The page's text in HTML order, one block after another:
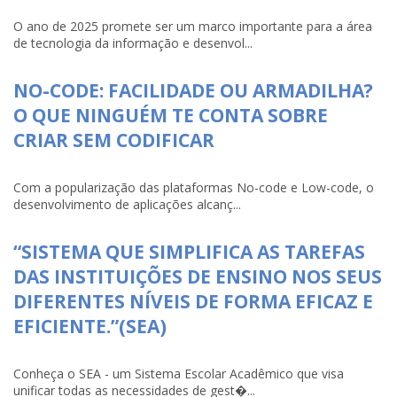
O ano de 2025 promete ser um marco importante para a área
de tecnologia da informação e desenvol...
NO-CODE: FACILIDADE OU ARMADILHA?
O QUE NINGUÉM TE CONTA SOBRE
CRIAR SEM CODIFICAR
Com a popularização das plataformas No-code e Low-code, o
desenvolvimento de aplicações alcanç...
“SISTEMA QUE SIMPLIFICA AS TAREFAS
DAS INSTITUIÇÕES DE ENSINO NOS SEUS
DIFERENTES NÍVEIS DE FORMA EFICAZ E
EFICIENTE.”(SEA)
Conheça o SEA - um Sistema Escolar Acadêmico que visa
unificar todas as necessidades de gest�...